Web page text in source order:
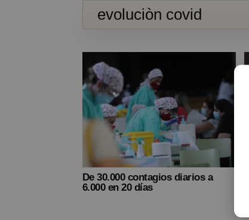
evoluciòn covid
De 30.000 contagios diarios a
6.000 en 20 días